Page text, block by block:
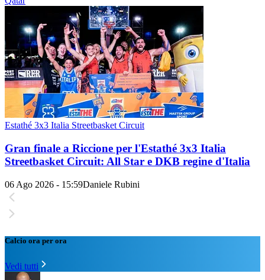
Estathé 3x3 Italia Streetbasket Circuit
Gran finale a Riccione per l'Estathé 3x3 Italia
Streetbasket Circuit: All Star e DKB regine d'Italia
06 Ago 2026 - 15:59Daniele Rubini
Calcio ora per ora
Vedi tutti